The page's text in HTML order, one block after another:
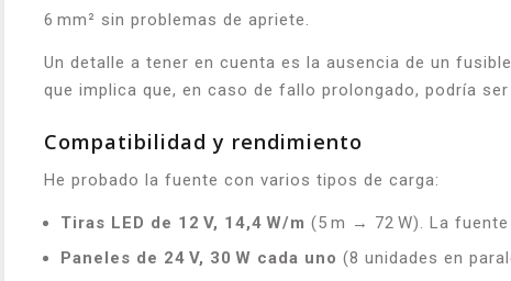
6 mm² sin problemas de apriete.
Un detalle a tener en cuenta es la ausencia de un
que implica que, en caso de fallo prolongado, podría
Compatibilidad y rendimiento
He probado la fuente con varios tipos de carga:
Tiras LED de 12 V, 14,4 W/m (5 m → 72 W). La
Paneles de 24 V, 30 W cada uno (8 unidades en